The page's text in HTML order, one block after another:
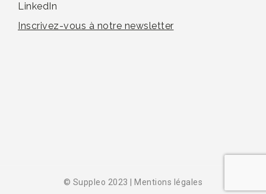
LinkedIn
Inscrivez-vous à notre newsletter
© Suppleo 2023 Mentions légales